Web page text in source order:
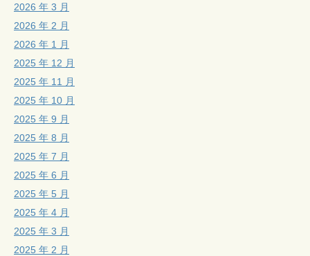
2026 年 3 月
2026 年 2 月
2026 年 1 月
2025 年 12 月
2025 年 11 月
2025 年 10 月
2025 年 9 月
2025 年 8 月
2025 年 7 月
2025 年 6 月
2025 年 5 月
2025 年 4 月
2025 年 3 月
2025 年 2 月